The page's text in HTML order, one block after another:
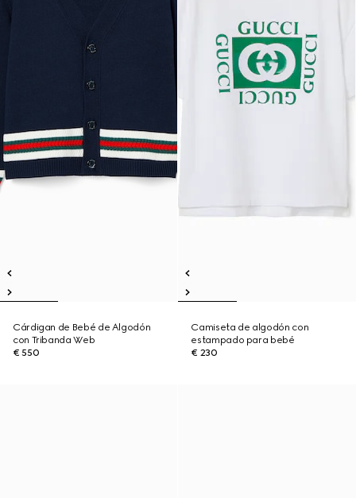
Cárdigan de Bebé de Algodón
con Tribanda Web
€ 550
Camiseta de algodón con
estampado para bebé
€ 230